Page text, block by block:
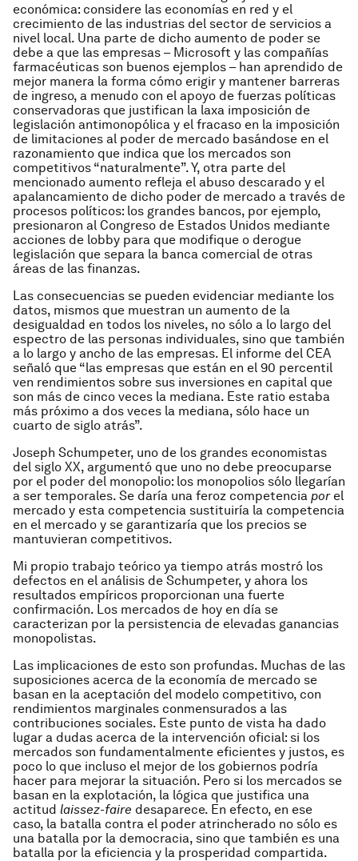
económica: considere las economías en red y el
crecimiento de las industrias del sector de servicios a
nivel local. Una parte de dicho aumento de poder se
debe a que las empresas – Microsoft y las compañías
farmacéuticas son buenos ejemplos – han aprendido de
mejor manera la forma cómo erigir y mantener barreras
de ingreso, a menudo con el apoyo de fuerzas políticas
conservadoras que justifican la laxa imposición de
legislación antimonopólica y el fracaso en la imposición
de limitaciones al poder de mercado basándose en el
razonamiento que indica que los mercados son
competitivos “naturalmente”. Y, otra parte del
mencionado aumento refleja el abuso descarado y el
apalancamiento de dicho poder de mercado a través de
procesos políticos: los grandes bancos, por ejemplo,
presionaron al Congreso de Estados Unidos mediante
acciones de lobby para que modifique o derogue
legislación que separa la banca comercial de otras
áreas de las finanzas.
Las consecuencias se pueden evidenciar mediante los
datos, mismos que muestran un aumento de la
desigualdad en todos los niveles, no sólo a lo largo del
espectro de las personas individuales, sino que también
a lo largo y ancho de las empresas. El informe del CEA
señaló que “las empresas que están en el 90 percentil
ven rendimientos sobre sus inversiones en capital que
son más de cinco veces la mediana. Este ratio estaba
más próximo a dos veces la mediana, sólo hace un
cuarto de siglo atrás”.
Joseph Schumpeter, uno de los grandes economistas
del siglo XX, argumentó que uno no debe preocuparse
por el poder del monopolio: los monopolios sólo llegarían
a ser temporales. Se daría una feroz competencia porel
mercado y esta competencia sustituiría la competencia
en el mercado y se garantizaría que los precios se
mantuvieran competitivos.
Mi propio trabajo teórico ya tiempo atrás mostró los
defectos en el análisis de Schumpeter, y ahora los
resultados empíricos proporcionan una fuerte
confirmación. Los mercados de hoy en día se
caracterizan por la persistencia de elevadas ganancias
monopolistas.
Las implicaciones de esto son profundas. Muchas de las
suposiciones acerca de la economía de mercado se
basan en la aceptación del modelo competitivo, con
rendimientos marginales conmensurados a las
contribuciones sociales. Este punto de vista ha dado
lugar a dudas acerca de la intervención oficial: si los
mercados son fundamentalmente eficientes y justos, es
poco lo que incluso el mejor de los gobiernos podría
hacer para mejorar la situación. Pero si los mercados se
basan en la explotación, la lógica que justifica una
actitud laissez-faire desaparece. En efecto, en ese
caso, la batalla contra el poder atrincherado no sólo es
una batalla por la democracia, sino que también es una
batalla por la eficiencia y la prosperidad compartida.